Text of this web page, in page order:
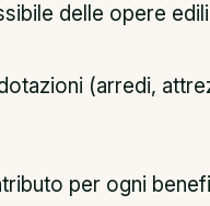
delle opere
(arredi,
per ogni